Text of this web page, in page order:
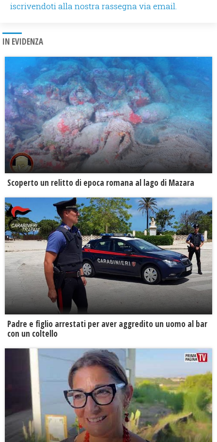
iscrivendoti alla nostra rassegna via email.
IN EVIDENZA
Scoperto un relitto di epoca romana al lago di Mazara
Padre e figlio arrestati per aver aggredito un uomo al bar
con un coltello